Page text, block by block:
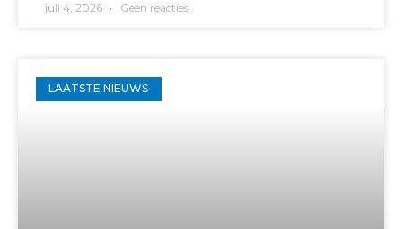
juli 4, 2026 Geen reacties
LAATSTE NIEUWS